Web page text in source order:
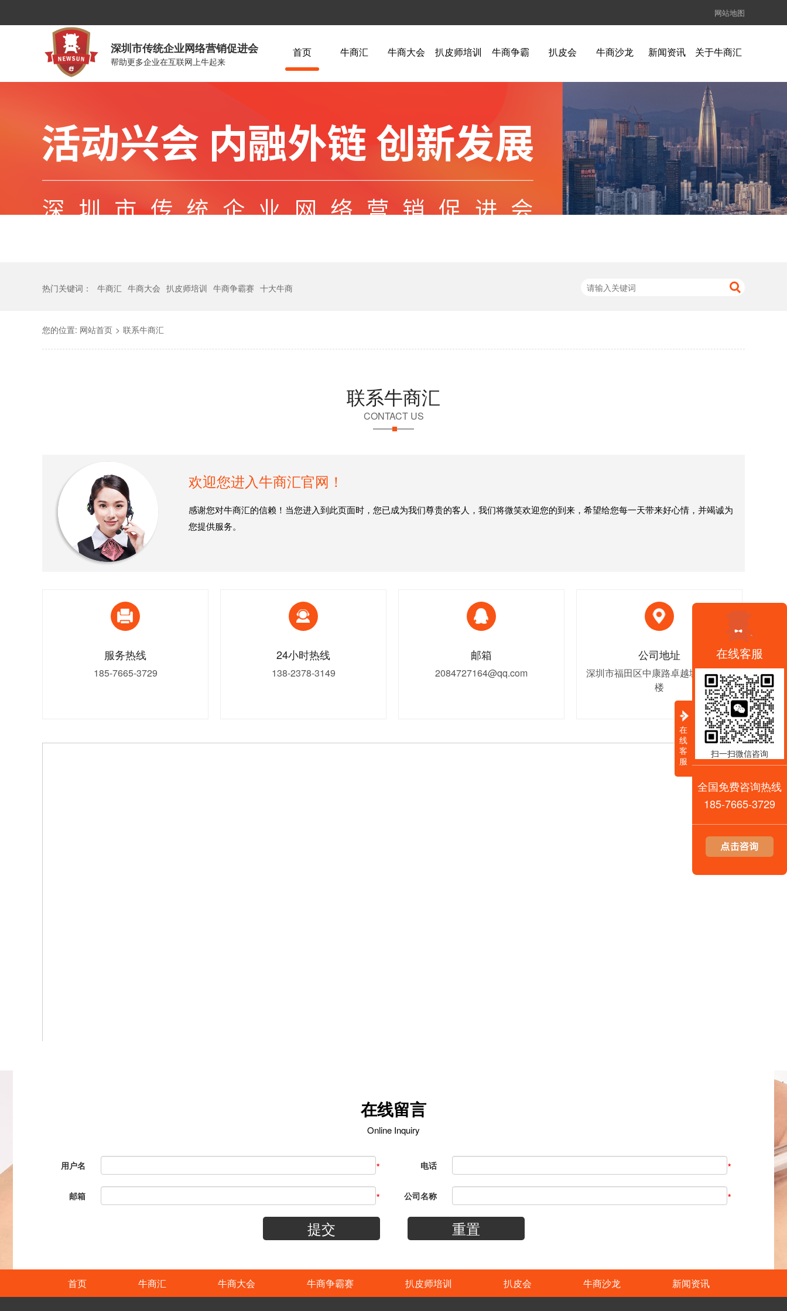
网站地图
深圳市传统企业网络营销促进会
帮助更多企业在互联网上牛起来
首页 牛商汇 牛商大会 扒皮师培训 牛商争霸 扒皮会 牛商沙龙 新闻资讯 关于牛商汇
热门关键词： 牛商汇 牛商大会 扒皮师培训 牛商争霸赛 十大牛商
您的位置: 网站首页 > 联系牛商汇
联系牛商汇
CONTACT US
欢迎您进入牛商汇官网！
感谢您对牛商汇的信赖！当您进入到此页面时，您已成为我们尊贵的客人，我们将微笑欢迎您的到来，希望给您每一天带来好心情，并竭诚为
您提供服务。
服务热线
185-7665-3729
24小时热线
138-2378-3149
邮箱
2084727164@qq.com
公司地址
深圳市福田区中康路卓越城1期1栋8
楼
在线留言
Online Inquiry
用户名 * 电话 *
邮箱 * 公司名称 *
提交 重置
首页 牛商汇 牛商大会 牛商争霸赛 扒皮师培训 扒皮会 牛商沙龙 新闻资讯
在
线
客
服
在线客服
扫一扫微信咨询
全国免费咨询热线
185-7665-3729